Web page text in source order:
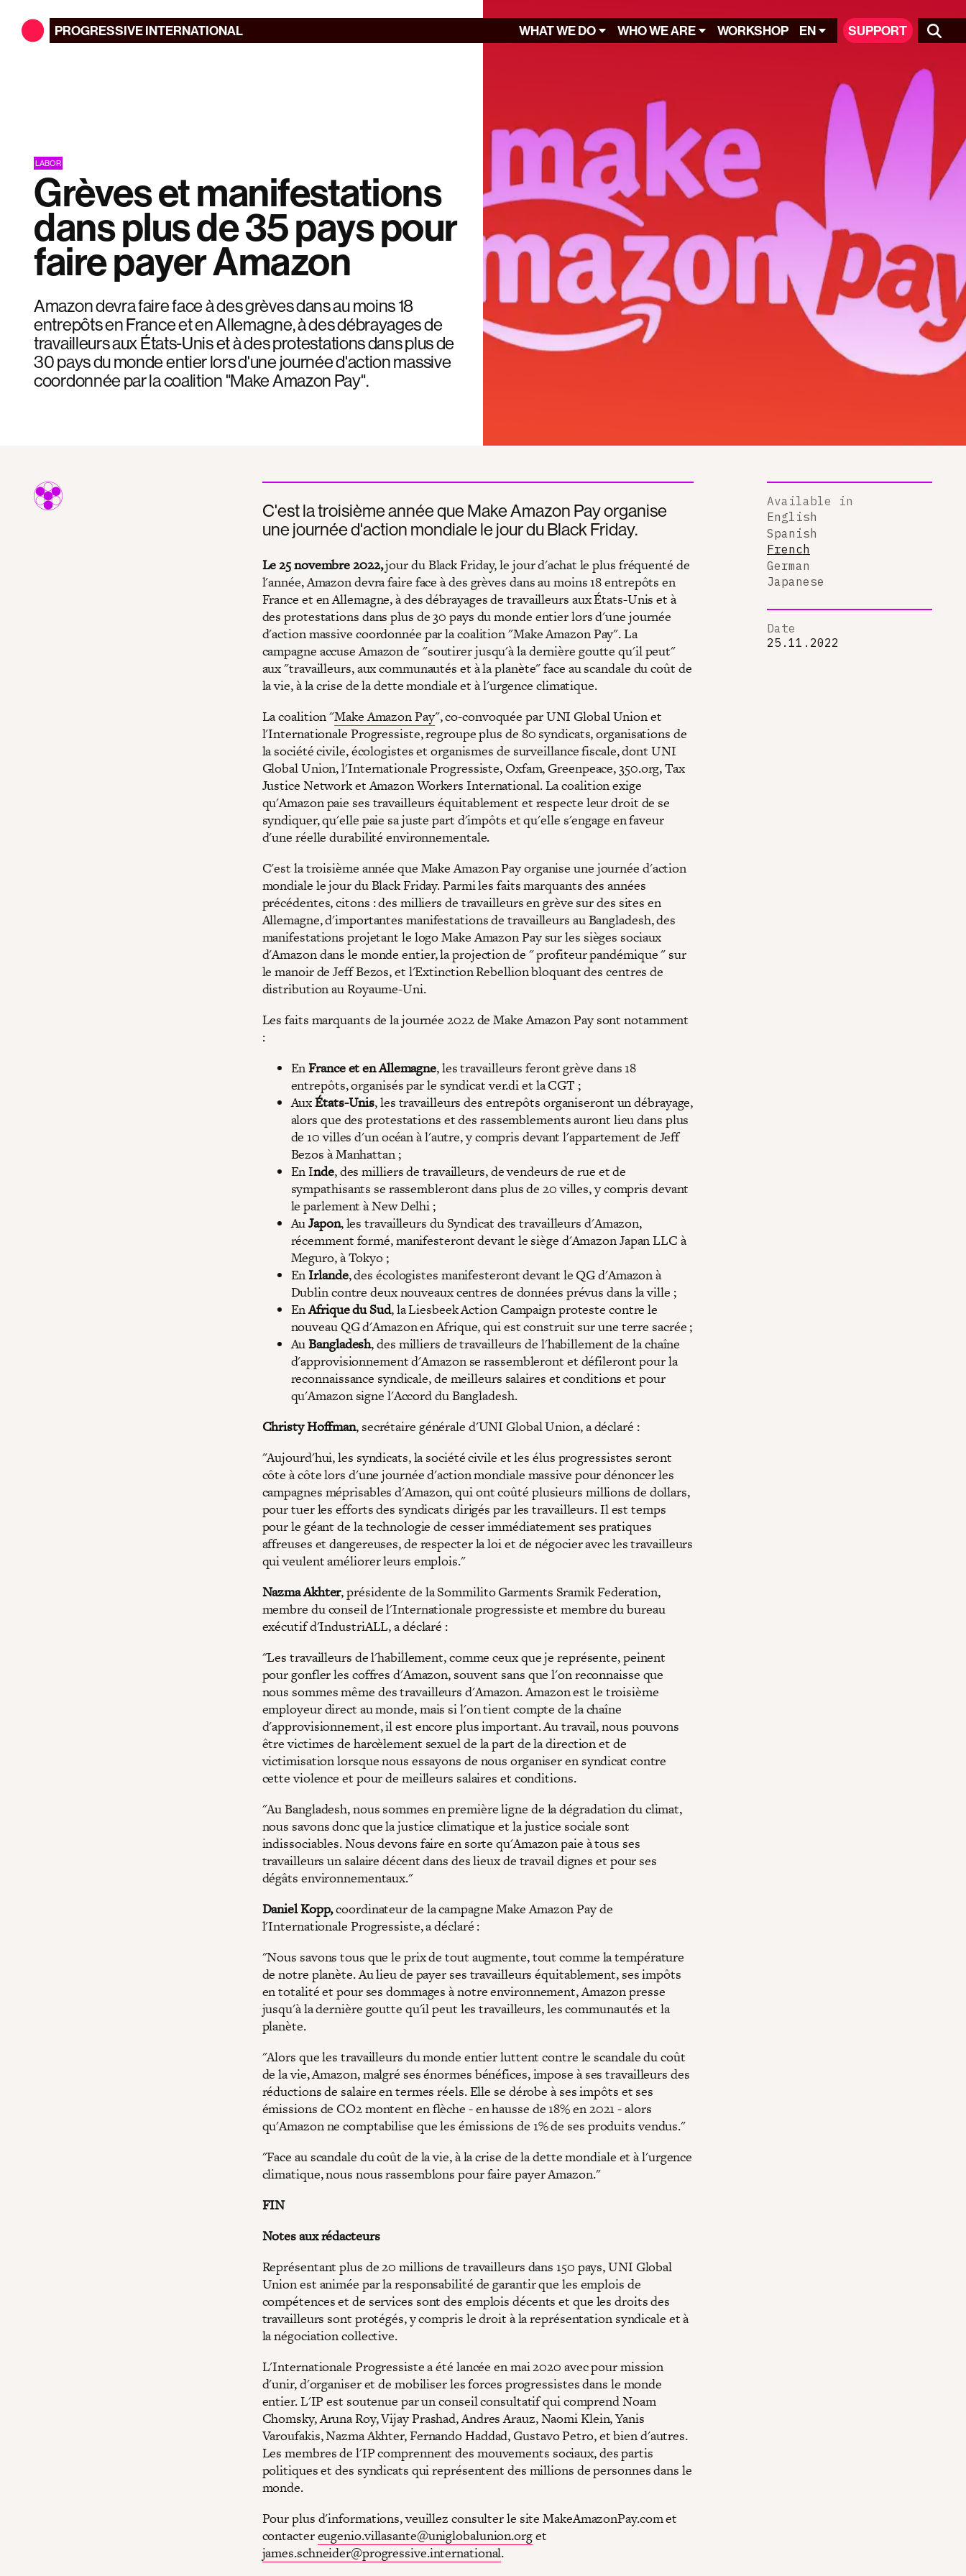
PROGRESSIVEINTERNATIONAL WHAT WE DO WHO WE ARE WORKSHOP EN SUPPORT
LABOR
Grèves et manifestations
dans plus de 35 pays pour
faire payer Amazon
Amazon devra faire face à des grèves dans au moins 18
entrepôts en France et en Allemagne, à des débrayages de
travailleurs aux États-Unis et à des protestations dans plus de
30 pays du monde entier lors d'une journée d'action massive
coordonnée par la coalition "Make Amazon Pay".
C'est la troisième année que Make Amazon Pay organise
une journée d'action mondiale le jour du Black Friday.
Le 25 novembre 2022,jour du Black Friday, le jour d'achat le plus fréquenté de
l'année, Amazon devra faire face à des grèves dans au moins 18 entrepôts en
France et en Allemagne, à des débrayages de travailleurs aux États-Unis et à
des protestations dans plus de 30 pays du monde entier lors d'une journée
d'action massive coordonnée par la coalition "Make Amazon Pay". La
campagne accuse Amazon de "soutirer jusqu'à la dernière goutte qu'il peut"
aux "travailleurs, aux communautés et à la planète" face au scandale du coût de
la vie, à la crise de la dette mondiale et à l'urgence climatique.
La coalition "Make Amazon Pay", co-convoquée par UNI Global Union et
l'Internationale Progressiste, regroupe plus de 80 syndicats, organisations de
la société civile, écologistes et organismes de surveillance fiscale, dont UNI
Global Union, l'Internationale Progressiste, Oxfam, Greenpeace, 350.org, Tax
Justice Network et Amazon Workers International. La coalition exige
qu'Amazon paie ses travailleurs équitablement et respecte leur droit de se
syndiquer, qu'elle paie sa juste part d'impôts et qu'elle s'engage en faveur
d'une réelle durabilité environnementale.
C'est la troisième année que Make Amazon Pay organise une journée d'action
mondiale le jour du Black Friday. Parmi les faits marquants des années
précédentes, citons : des milliers de travailleurs en grève sur des sites en
Allemagne, d'importantes manifestations de travailleurs au Bangladesh, des
manifestations projetant le logo Make Amazon Pay sur les sièges sociaux
d'Amazon dans le monde entier, la projection de " profiteur pandémique " sur
le manoir de Jeff Bezos, et l'Extinction Rebellion bloquant des centres de
distribution au Royaume-Uni.
Les faits marquants de la journée 2022 de Make Amazon Pay sont notamment
:
EnFrance et en Allemagne, les travailleurs feront grève dans 18
entrepôts, organisés par le syndicat ver.di et la CGT ;
AuxÉtats-Unis, les travailleurs des entrepôts organiseront un débrayage,
alors que des protestations et des rassemblements auront lieu dans plus
de 10 villes d'un océan à l'autre, y compris devant l'appartement de Jeff
Bezos à Manhattan ;
En Inde, des milliers de travailleurs, de vendeurs de rue et de
sympathisants se rassembleront dans plus de 20 villes, y compris devant
le parlement à New Delhi ;
AuJapon, les travailleurs du Syndicat des travailleurs d'Amazon,
récemment formé, manifesteront devant le siège d'Amazon Japan LLC à
Meguro, à Tokyo ;
EnIrlande, des écologistes manifesteront devant le QG d'Amazon à
Dublin contre deux nouveaux centres de données prévus dans la ville ;
EnAfrique du Sud, la Liesbeek Action Campaign proteste contre le
nouveau QG d'Amazon en Afrique, qui est construit sur une terre sacrée ;
AuBangladesh, des milliers de travailleurs de l'habillement de la chaîne
d'approvisionnement d'Amazon se rassembleront et défileront pour la
reconnaissance syndicale, de meilleurs salaires et conditions et pour
qu'Amazon signe l'Accord du Bangladesh.
Christy Hoffman, secrétaire générale d'UNI Global Union, a déclaré :
"Aujourd'hui, les syndicats, la société civile et les élus progressistes seront
côte à côte lors d'une journée d'action mondiale massive pour dénoncer les
campagnes méprisables d'Amazon, qui ont coûté plusieurs millions de dollars,
pour tuer les efforts des syndicats dirigés par les travailleurs. Il est temps
pour le géant de la technologie de cesser immédiatement ses pratiques
affreuses et dangereuses, de respecter la loi et de négocier avec les travailleurs
qui veulent améliorer leurs emplois."
Nazma Akhter, présidente de la Sommilito Garments Sramik Federation,
membre du conseil de l'Internationale progressiste et membre du bureau
exécutif d'IndustriALL, a déclaré :
"Les travailleurs de l'habillement, comme ceux que je représente, peinent
pour gonfler les coffres d'Amazon, souvent sans que l'on reconnaisse que
nous sommes même des travailleurs d'Amazon. Amazon est le troisième
employeur direct au monde, mais si l'on tient compte de la chaîne
d'approvisionnement, il est encore plus important. Au travail, nous pouvons
être victimes de harcèlement sexuel de la part de la direction et de
victimisation lorsque nous essayons de nous organiser en syndicat contre
cette violence et pour de meilleurs salaires et conditions.
"Au Bangladesh, nous sommes en première ligne de la dégradation du climat,
nous savons donc que la justice climatique et la justice sociale sont
indissociables. Nous devons faire en sorte qu'Amazon paie à tous ses
travailleurs un salaire décent dans des lieux de travail dignes et pour ses
dégâts environnementaux."
Daniel Kopp,coordinateur de la campagne Make Amazon Pay de
l'Internationale Progressiste, a déclaré :
"Nous savons tous que le prix de tout augmente, tout comme la température
de notre planète. Au lieu de payer ses travailleurs équitablement, ses impôts
en totalité et pour ses dommages à notre environnement, Amazon presse
jusqu'à la dernière goutte qu'il peut les travailleurs, les communautés et la
planète.
"Alors que les travailleurs du monde entier luttent contre le scandale du coût
de la vie, Amazon, malgré ses énormes bénéfices, impose à ses travailleurs des
réductions de salaire en termes réels. Elle se dérobe à ses impôts et ses
émissions de CO2 montent en flèche - en hausse de 18% en 2021 - alors
qu'Amazon ne comptabilise que les émissions de 1% de ses produits vendus."
"Face au scandale du coût de la vie, à la crise de la dette mondiale et à l'urgence
climatique, nous nous rassemblons pour faire payer Amazon."
FIN
Notes aux rédacteurs
Représentant plus de 20 millions de travailleurs dans 150 pays, UNI Global
Union est animée par la responsabilité de garantir que les emplois de
compétences et de services sont des emplois décents et que les droits des
travailleurs sont protégés, y compris le droit à la représentation syndicale et à
la négociation collective.
L'Internationale Progressiste a été lancée en mai 2020 avec pour mission
d'unir, d'organiser et de mobiliser les forces progressistes dans le monde
entier. L'IP est soutenue par un conseil consultatif qui comprend Noam
Chomsky, Aruna Roy, Vijay Prashad, Andres Arauz, Naomi Klein, Yanis
Varoufakis, Nazma Akhter, Fernando Haddad, Gustavo Petro, et bien d'autres.
Les membres de l'IP comprennent des mouvements sociaux, des partis
politiques et des syndicats qui représentent des millions de personnes dans le
monde.
Pour plus d'informations, veuillez consulter le site MakeAmazonPay.com et
contactereugenio.villasante@uniglobalunion.orget
james.schneider@progressive.international.
Available in
English
Spanish
French
German
Japanese
Date
25.11.2022